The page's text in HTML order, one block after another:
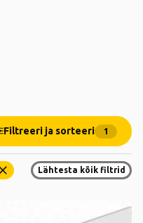
Filtreeri ja sorteeri 1
Lähtesta kõik filtrid